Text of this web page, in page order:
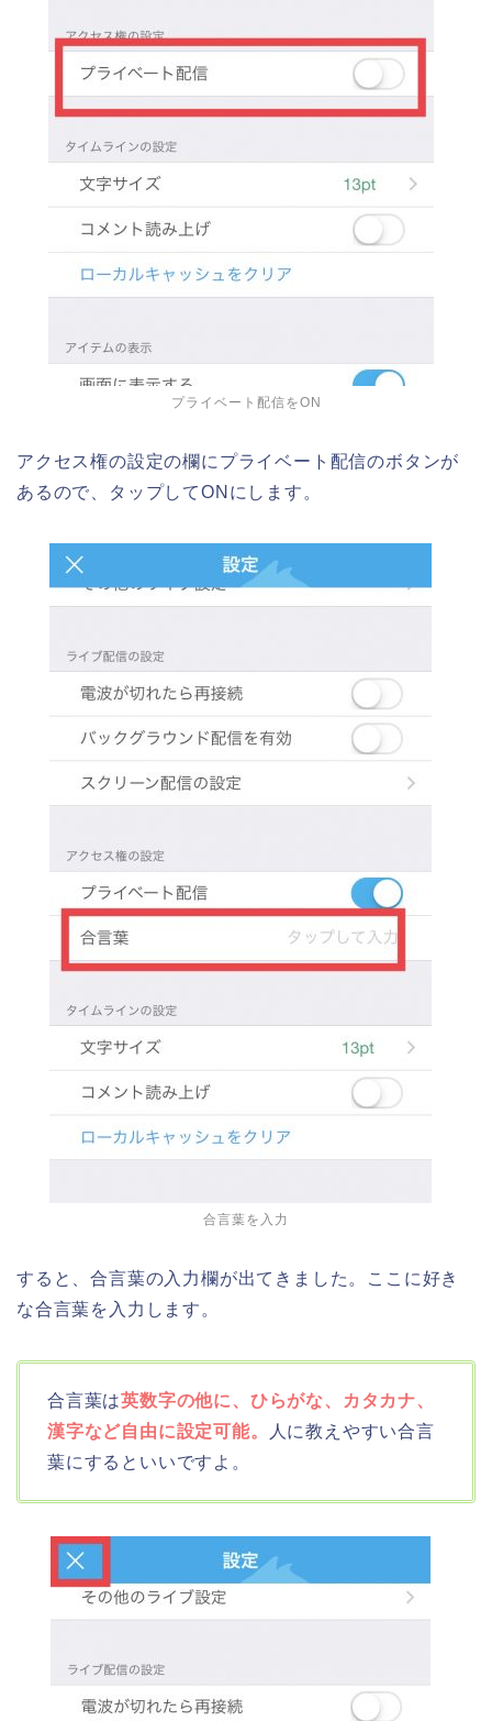
プライベート配信をON
アクセス権の設定の欄にプライベート配信のボタンが
あるので、タップしてONにします。
合言葉を入力
すると、合言葉の入力欄が出てきました。ここに好き
な合言葉を入力します。
合言葉は英数字の他に、ひらがな、カタカナ、
漢字など自由に設定可能。
人に教えやすい合言
葉にするといいですよ。